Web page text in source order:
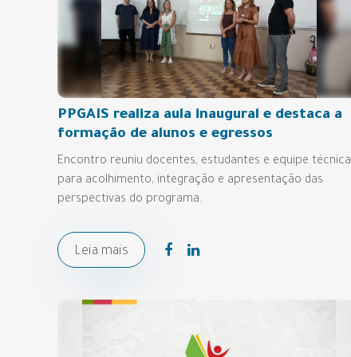
PPGAIS realiza aula inaugural e destaca a
formação de alunos e egressos
Encontro reuniu docentes, estudantes e equipe técnica
para acolhimento, integração e apresentação das
perspectivas do programa.
Leia mais